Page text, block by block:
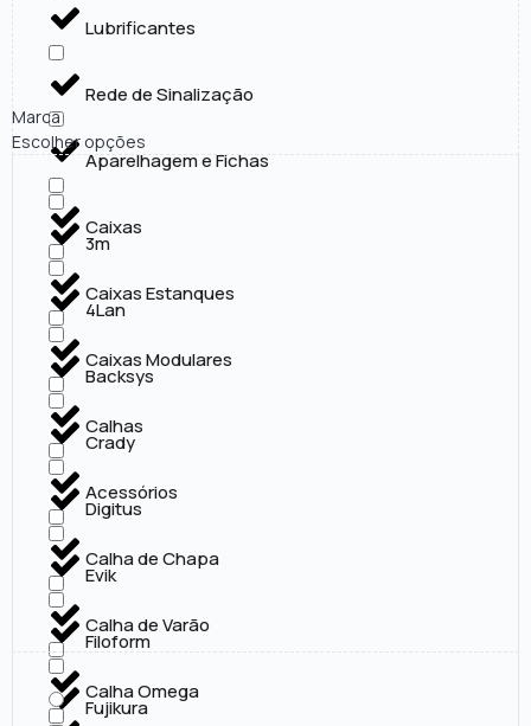
Lubrificantes
Rede de Sinalização
Aparelhagem e Fichas
Caixas
Caixas Estanques
Caixas Modulares
Calhas
Acessórios
Calha de Chapa
Calha de Varão
Calha Omega
Marca
Escolher opções
3m
4Lan
Backsys
Crady
Digitus
Evik
Filoform
Fujikura